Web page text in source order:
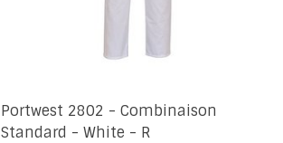
Portwest 2802 - Combinaison
Standard - White - R